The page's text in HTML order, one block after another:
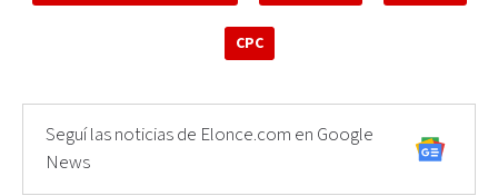
CPC
Seguí las noticias de Elonce.com en Google
News